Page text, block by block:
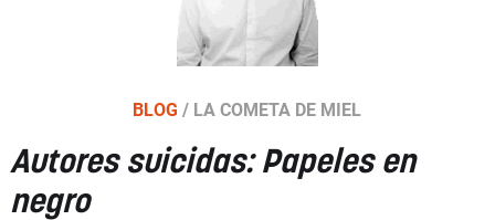
BLOG / LA COMETA DE MIEL
Autores suicidas: Papeles en
negro